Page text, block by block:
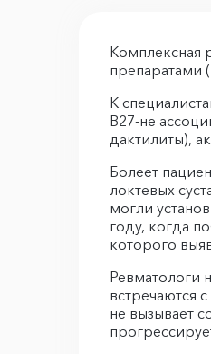
Комплексная
препаратами
К
B27-не
дактилиты),
Болеет
локтевых
могли
году, когда
которого
Ревматологи
встречаются
не вызывает